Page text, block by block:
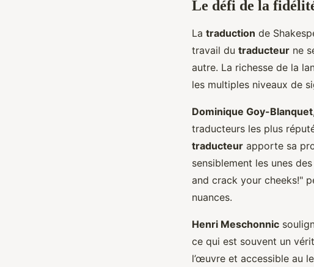
Le défi de la
La traduction de
travail du traducteur ne
autre. La richesse de la
les multiples niveaux de
Dominique Goy-Blanquet,
traducteurs les plus
traducteur apporte sa
sensiblement les unes
and crack your cheeks!"
nuances.
Henri Meschonnic
ce qui est souvent un
l’œuvre et accessible au